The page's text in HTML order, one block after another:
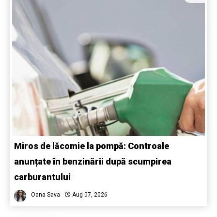
Miros de lăcomie la pompă: Controale
anunțate în benzinării după scumpirea
carburantului
Oana Sava Aug 07, 2026